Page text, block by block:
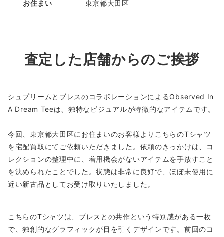
お住まい 東京都大田区
査定した店舗からのご挨拶
シュプリームとブレスのコラボレーションによるObserved In
A Dream Teeは、独特なビジュアルが特徴的なアイテムです。
今回、東京都大田区にお住まいのお客様よりこちらのTシャツ
を宅配買取にてご依頼いただきました。依頼のきっかけは、コ
レクションの整理中に、着用機会がないアイテムを手放すこと
を決められたことでした。状態は非常に良好で、ほぼ未使用に
近い新古品としてお受け取りいたしました。
こちらのTシャツは、ブレスとの共作という特別感がある一枚
で、独創的なグラフィックが目を引くデザインです。前回のコ